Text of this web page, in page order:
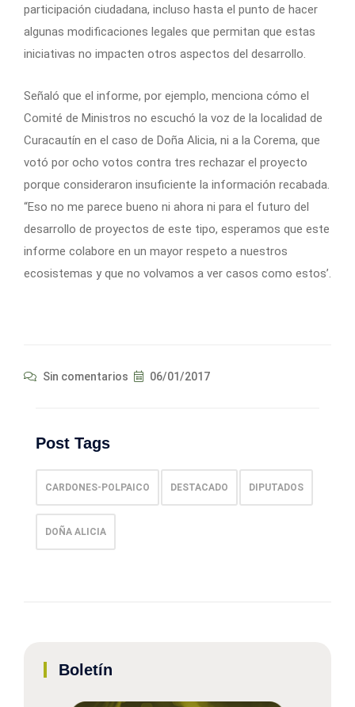
participación ciudadana, incluso hasta el punto de hacer
algunas modificaciones legales que permitan que estas
iniciativas no impacten otros aspectos del desarrollo.
Señaló que el informe, por ejemplo, menciona cómo el
Comité de Ministros no escuchó la voz de la localidad de
Curacautín en el caso de Doña Alicia, ni a la Corema, que
votó por ocho votos contra tres rechazar el proyecto
porque consideraron insuficiente la información recabada.
“Eso no me parece bueno ni ahora ni para el futuro del
desarrollo de proyectos de este tipo, esperamos que este
informe colabore en un mayor respeto a nuestros
ecosistemas y que no volvamos a ver casos como estos’.
Sin comentarios 06/01/2017
Post Tags
CARDONES-POLPAICO DESTACADO DIPUTADOS
DOÑA ALICIA
Boletín